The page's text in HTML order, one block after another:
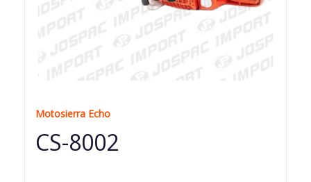
Motosierra Echo
CS-8002